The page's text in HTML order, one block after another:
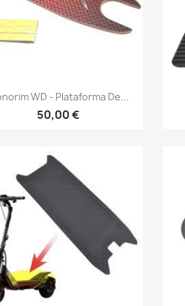
Vista rápida
WD - Plataforma De...
50,00 €